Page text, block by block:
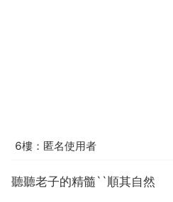
6樓：匿名使用者
聽聽老子的精髓``順其自然